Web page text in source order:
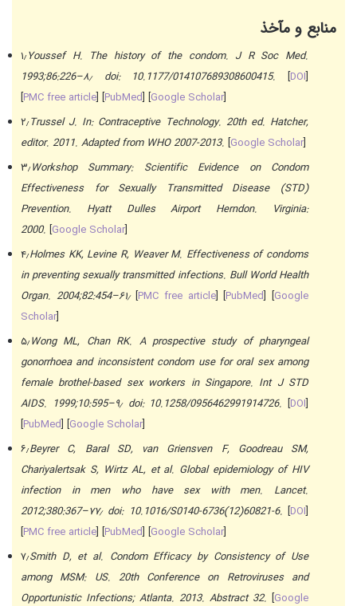
منابع و مآخذ
۱٫Youssef H. The history of the condom. J R Soc Med.
1993;86:226–۸٫ doi: 10.1177/014107689308600415. [DOI]
[PMC free article] [PubMed] [Google Scholar]
۲٫Trussel J. In: Contraceptive Technology. 20th ed. Hatcher,
editor. 2011. Adapted from WHO 2007-2013. [Google Scholar]
۳٫Workshop Summary: Scientific Evidence on Condom
Effectiveness for Sexually Transmitted Disease (STD)
Prevention. Hyatt Dulles Airport Herndon. Virginia:
2000. [Google Scholar]
۴٫Holmes KK, Levine R, Weaver M. Effectiveness of condoms
in preventing sexually transmitted infections. Bull World Health
Organ. 2004;82:454–۶۱٫[PMC free article] [PubMed] [Google
Scholar]
۵٫Wong ML, Chan RK. A prospective study of pharyngeal
gonorrhoea and inconsistent condom use for oral sex among
female brothel-based sex workers in Singapore. Int J STD
AIDS. 1999;10:595–۹٫ doi: 10.1258/0956462991914726. [DOI]
[PubMed] [Google Scholar]
۶٫Beyrer C, Baral SD, van Griensven F, Goodreau SM,
Chariyalertsak S, Wirtz AL, et al. Global epidemiology of HIV
infection in men who have sex with men. Lancet.
2012;380:367–۷۷٫ doi: 10.1016/S0140-6736(12)60821-6. [DOI]
[PMC free article] [PubMed] [Google Scholar]
۷٫Smith D, et al. Condom Efficacy by Consistency of Use
among MSM: US. 20th Conference on Retroviruses and
Opportunistic Infections; Atlanta. 2013. Abstract 32. [Google